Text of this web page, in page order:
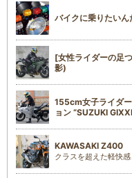
バイクに乗りたい
[女性ライダーの足
影)
155cm女子ライダ
ョン “SUZUKI
KAWASAKI Z400
クラスを超えた軽快